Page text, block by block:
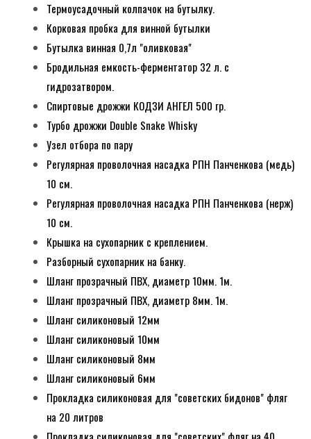
Термоусадочный колпачок на бутылку.
Корковая пробка для винной бутылки
Бутылка винная 0,7л "оливковая"
Бродильная емкость-ферментатор 32 л. с
гидрозатвором.
Спиртовые дрожжи КОДЗИ АНГЕЛ 500 гр.
Турбо дрожжи Double Snake Whisky
Узел отбора по пару
Регулярная проволочная насадка РПН Панченкова (медь)
10 см.
Регулярная проволочная насадка РПН Панченкова (нерж)
10 см.
Крышка на сухопарник с креплением.
Разборный сухопарник на банку.
Шланг прозрачный ПВХ, диаметр 10мм. 1м.
Шланг прозрачный ПВХ, диаметр 8мм. 1м.
Шланг силиконовый 12мм
Шланг силиконовый 10мм
Шланг силиконовый 8мм
Шланг силиконовый 6мм
Прокладка силиконовая для "советских бидонов" фляг
на 20 литров